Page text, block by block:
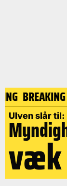
Ulven slår til:
væk